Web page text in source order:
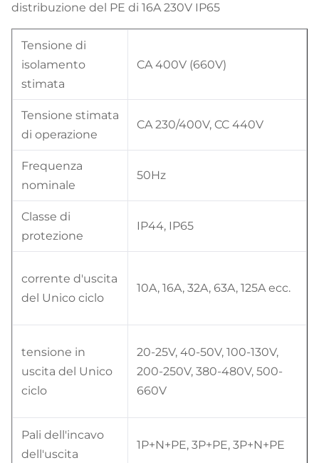
distribuzione del PE di 16A 230V IP65
Tensione di
isolamento
stimata
CA 400V (660V)
Tensione stimata
di operazione
CA 230/400V, CC 440V
Frequenza
nominale
50Hz
Classe di
protezione
IP44, IP65
corrente d'uscita
del Unico ciclo
10A, 16A, 32A, 63A, 125A ecc.
tensione in
uscita del Unico
ciclo
20-25V, 40-50V, 100-130V,
200-250V, 380-480V, 500-
660V
Pali dell'incavo
dell'uscita
1P+N+PE, 3P+PE, 3P+N+PE